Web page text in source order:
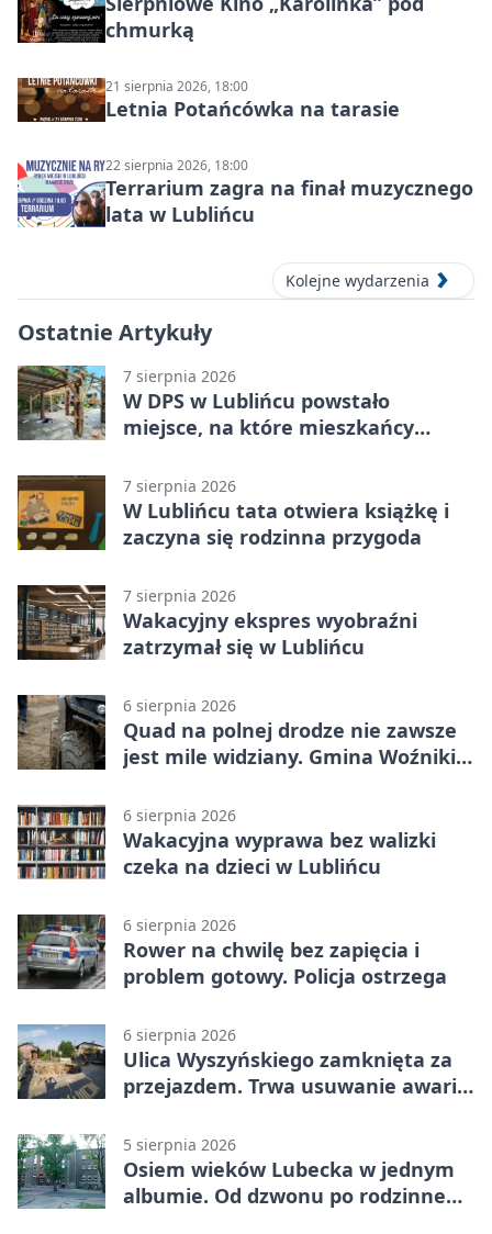
chmurką
21 sierpnia 2026, 18:00
Letnia Potańcówka na tarasie
22 sierpnia 2026, 18:00
Terrarium zagra na finał muzycznego
lata w Lublińcu
Kolejne wydarzenia
Ostatnie Artykuły
7 sierpnia 2026
W DPS w Lublińcu powstało
miejsce, na które mieszkańcy
7 sierpnia 2026
W Lublińcu tata otwiera książkę i
zaczyna się rodzinna przygoda
7 sierpnia 2026
Wakacyjny ekspres wyobraźni
zatrzymał się w Lublińcu
6 sierpnia 2026
Quad na polnej drodze nie zawsze
jest mile widziany. Gmina Woźniki
6 sierpnia 2026
Wakacyjna wyprawa bez walizki
czeka na dzieci w Lublińcu
6 sierpnia 2026
Rower na chwilę bez zapięcia i
problem gotowy. Policja ostrzega
6 sierpnia 2026
Ulica Wyszyńskiego zamknięta za
przejazdem. Trwa usuwanie awarii
5 sierpnia 2026
Osiem wieków Lubecka w jednym
albumie. Od dzwonu po rodzinne